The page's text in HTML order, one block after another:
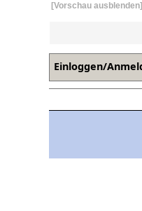
[Vorschau ausblenden]